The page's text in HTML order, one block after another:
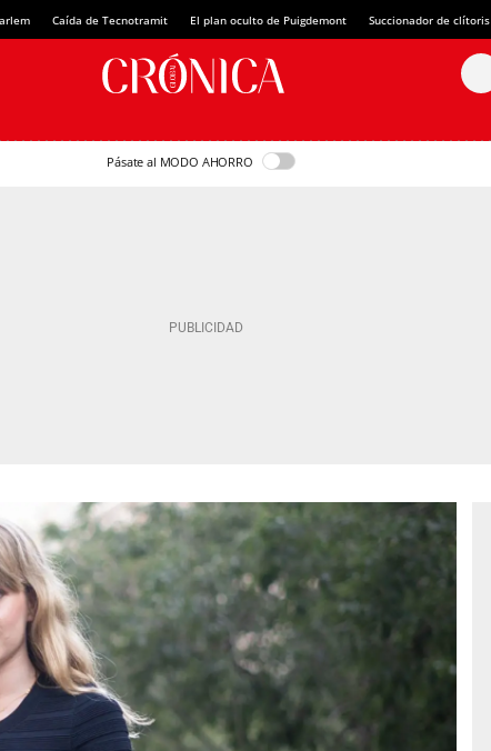
Caída de Tecnotramit El plan oculto de Puigdemont Succionador de clítoris
Pásate al MODO AHORRO